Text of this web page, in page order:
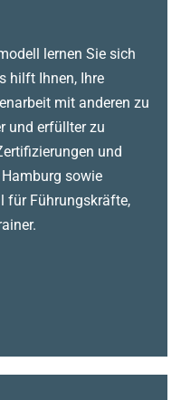
lernen Sie sich
hilft Ihnen, Ihre
mit anderen zu
und erfüllter zu
und
sowie
für Führungskräfte,